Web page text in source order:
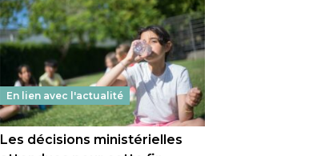
En lien avec l'actualité
Les décisions ministérielles